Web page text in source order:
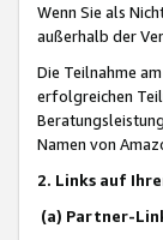
Wenn Sie als
außerhalb der
Die Teilnahme
erfolgreichen
Namen von
2. Links auf
(a) Partner-